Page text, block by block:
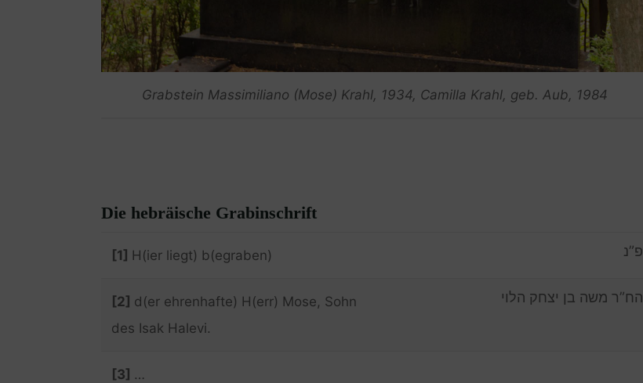
Grabstein Massimiliano (Mose) Krahl, 1934, Camilla Krahl, geb. Aub, 1984
Die hebräische Grabinschrift
[1] H(ier liegt) b(egraben) פ”נ
[2] d(er ehrenhafte) H(err) Mose, Sohn
des Isak Halevi.
הח”ר משה בן יצחק הלוי
[3] …